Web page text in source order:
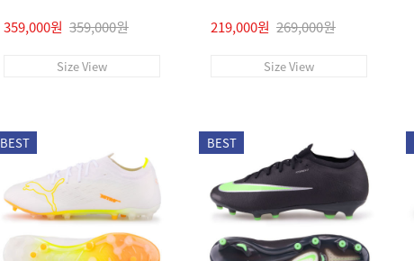
359,000원 359,000원
Size View
219,000원 269,000원
Size View
BEST BEST